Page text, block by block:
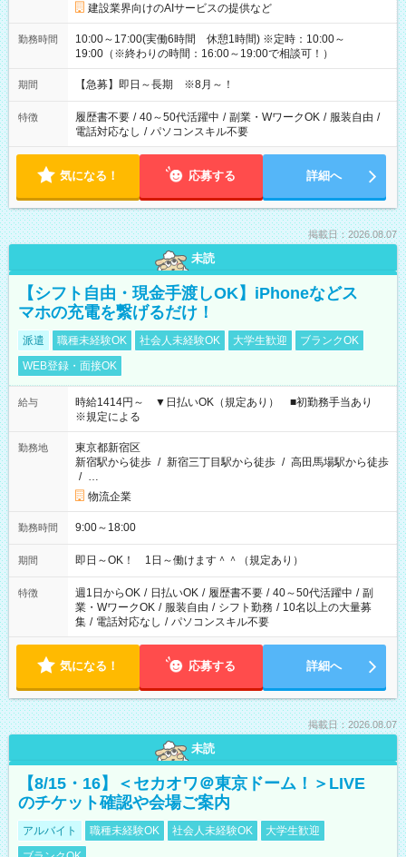
建設業界向けのAIサービスの提供など
勤務時間
10:00～17:00(実働6時間 休憩1時間) ※定時：10:00～
19:00（※終わりの時間：16:00～19:00で相談可！）
期間 【急募】即日～長期 ※8月～！
特徴 履歴書不要 / 40～50代活躍中 / 副業・WワークOK / 服装自由 /
電話対応なし / パソコンスキル不要
気になる！ 応募する 詳細へ
掲載日：2026.08.07
未読
【シフト自由・現金手渡しOK】iPhoneなどス
マホの充電を繋げるだけ！
派遣 職種未経験OK 社会人未経験OK 大学生歓迎
ブランクOK
WEB登録・面接OK
給与
時給1414円～ ▼日払いOK（規定あり） ■初勤務手当あり
※規定による
勤務地
東京都新宿区
新宿駅から徒歩 / 新宿三丁目駅から徒歩 / 高田馬場駅から徒歩
/ …
物流企業
勤務時間 9:00～18:00
期間 即日～OK！ 1日～働けます＾＾（規定あり）
特徴 週1日からOK / 日払いOK / 履歴書不要 / 40～50代活躍中 / 副
業・WワークOK / 服装自由 / シフト勤務 / 10名以上の大量募
集 / 電話対応なし / パソコンスキル不要
気になる！ 応募する 詳細へ
掲載日：2026.08.07
未読
【8/15・16】＜セカオワ＠東京ドーム！＞LIVE
のチケット確認や会場ご案内
アルバイト 職種未経験OK 社会人未経験OK
大学生歓迎